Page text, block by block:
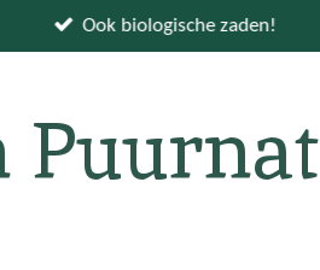
Ook biologische zaden!